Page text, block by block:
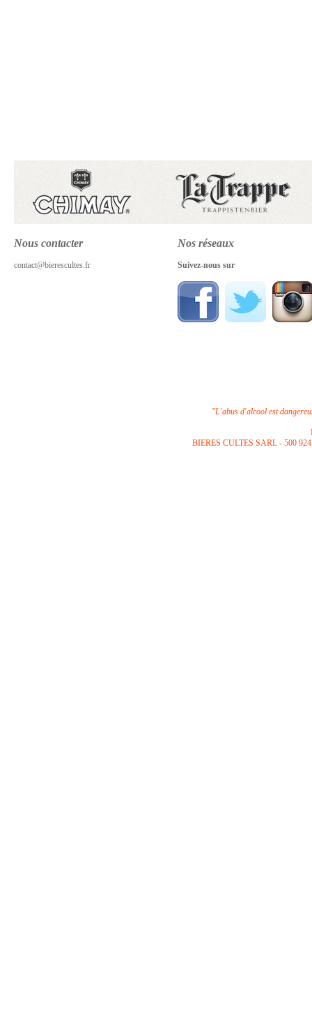
Nous contacter
contact@bierescultes.fr
Nos réseaux
Suivez-nous sur
"L'abus d'alcool est
BIERES CULTES SARL - 500